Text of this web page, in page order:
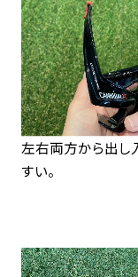
左右両方から出し
すい。